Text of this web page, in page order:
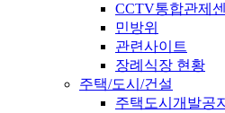
CCTV통합관제
민방위
관련사이트
장례식장 현황
주택/도시/건설
주택도시개발공지